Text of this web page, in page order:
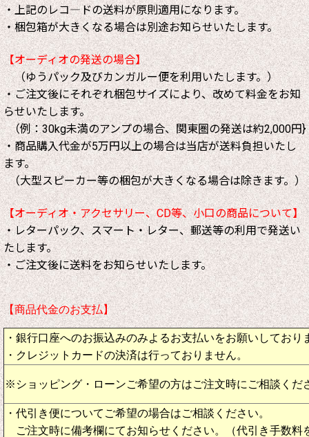
・上記のレコ―ドの送料が原則適用になります。
・梱包箱が大きくなる場合は別途お知らせいたします。
【オーディオの発送の場合】
（ゆうパック及びカンガルー便を利用いたします。）
・ご注文後にそれぞれ梱包サイズにより、改めて料金をお知
らせいたします。
（例：30kg未満のアンプの場合、関東圏の発送は約2,000円}
・商品購入代金が5万円以上の場合は当店が送料負担いたし
ます。
（大型スピーカー等の梱包が大きくなる場合は除きます。）
【オーディオ・アクセサリー、CD等、小口の商品について】
・レターパック、スマート・レター、郵送等の利用で発送い
たします。
・ご注文後に送料をお知らせいたします。
【商品代金のお支払】
・銀行口座へのお振込みのみよるお支払いをお願いしており
・クレジットカードの決済は行っておりません。
※ショッピング・ローンご希望の方はご注文時にご相談くだ
・代引き便についてご希望の場合はご相談ください。
ご注文時に備考欄にてお知らせください。（代引き手数料